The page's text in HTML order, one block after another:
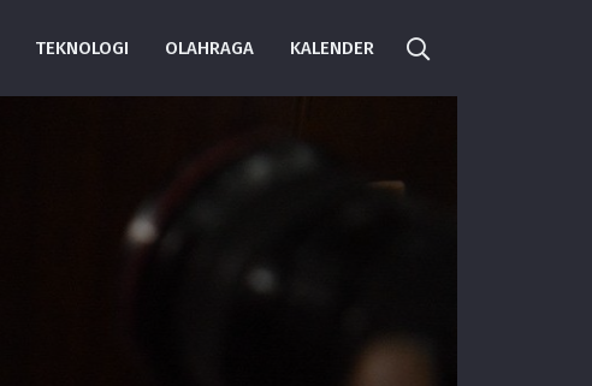
TEKNOLOGI OLAHRAGA KALENDER